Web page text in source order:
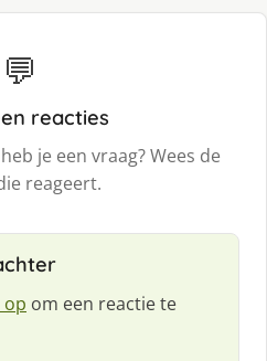
💬
reacties
je een vraag? Wees de
reageert.
op om een reactie te